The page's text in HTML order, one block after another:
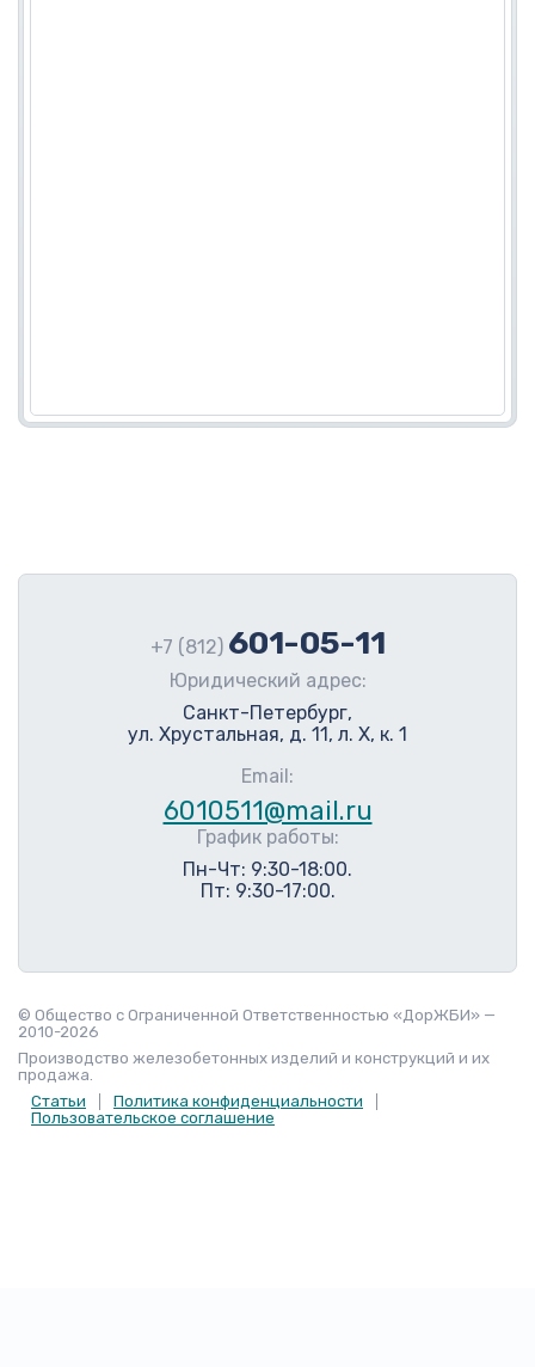
+7 (812) 601-05-11
Юридический адрес:
Санкт-Петербург,
ул. Хрустальная, д. 11, л. Х, к. 1
Email:
6010511@mail.ru
График работы:
Пн-Чт: 9:30-18:00.
Пт: 9:30-17:00.
© Общество с Ограниченной Ответственностью «ДорЖБИ» —
2010-2026
Производство железобетонных изделий и конструкций и их
продажа.
Статьи
Политика конфиденциальности
Пользовательское соглашение